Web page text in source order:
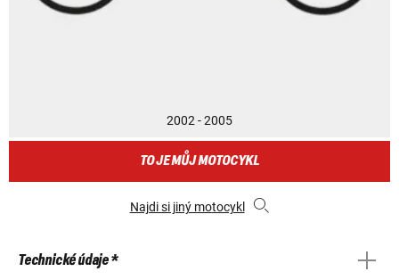
2002 - 2005
TO JE MŮJ MOTOCYKL
Najdi si jiný motocykl
Technické údaje *